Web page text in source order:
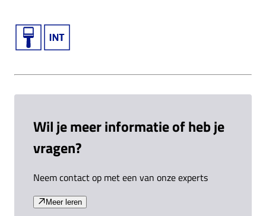
Wil je meer informatie of heb je
vragen?
Neem contact op met een van onze experts
Meer leren